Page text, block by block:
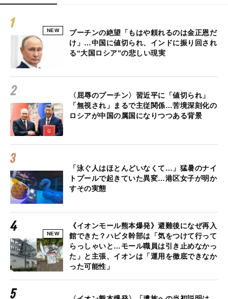
NEW
プーチンの絶望「もはや頼れるのは金正恩だ
け」…中国に値切られ、インドに振り回され
る“大国ロシア”の悲しい現実
〈屈辱のプーチン〉習近平に「値切られ」
「無視され」まるで主従関係…苦境深刻化の
ロシアが中国の属国になりつつある背景
「泳ぐ人はほとんどいなくて…」猛暑のナイ
トプールで起きていた異変…港区女子が明か
すその実態
NEW
《イオンモール熊本爆発》避難後になぜ再入
館できた？ハビタ幹部は「気をつけて行って
らっしゃいと…モール職員は引き止めなかっ
た」と主張、イオンは「運用を徹底できなか
った可能性」